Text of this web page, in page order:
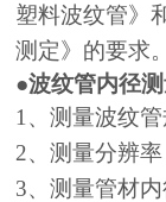
塑料波纹管》
测定》的要求。
●波纹管内径
1 、测量波纹
2、测量分辨
3、测量管材